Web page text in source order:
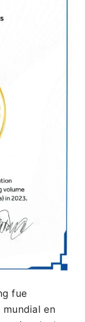
fue
en